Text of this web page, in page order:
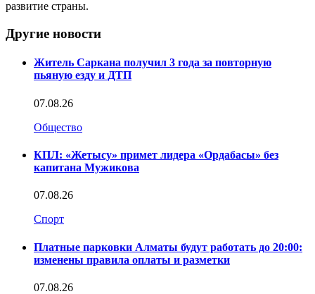
развитие страны.
Другие новости
Житель Саркана получил 3 года за повторную
пьяную езду и ДТП
07.08.26
Общество
КПЛ: «Жетысу» примет лидера «Ордабасы» без
капитана Мужикова
07.08.26
Спорт
Платные парковки Алматы будут работать до 20:00:
изменены правила оплаты и разметки
07.08.26